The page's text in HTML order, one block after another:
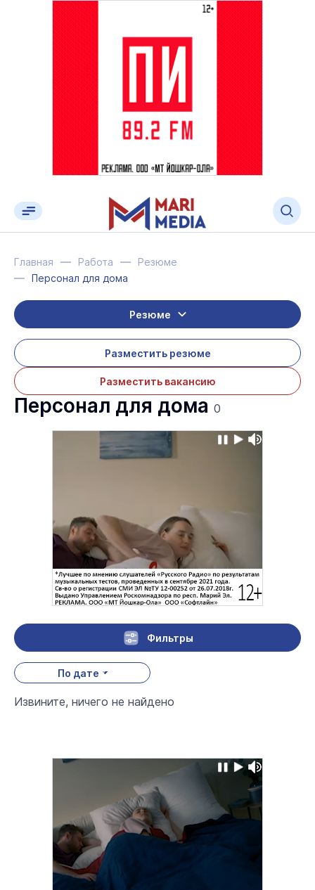
Главная Работа
Резюме
Персонал для дома
Разместить резюме
Разместить вакансию
Резюме
Персонал для дома 0
Фильтры
По дате
Извините, ничего не найдено